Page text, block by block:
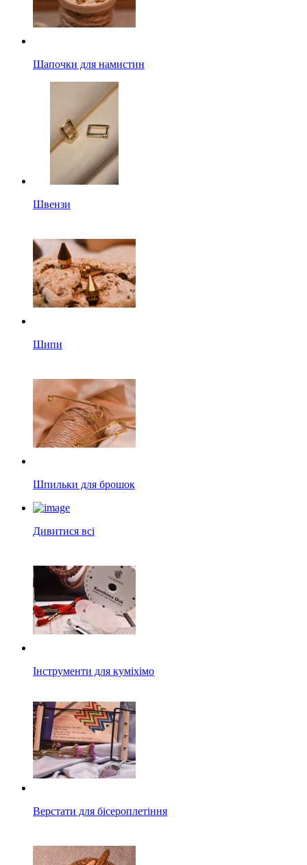
Шапочки для намистин
Швензи
Шипи
Шпильки для брошок
Дивитися всі
Інструменти для куміхімо
Верстати для бісероплетіння